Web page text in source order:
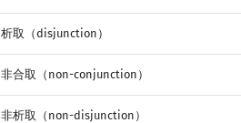
析取（disjunction）
非合取（non-conjunction）
非析取（non-disjunction）